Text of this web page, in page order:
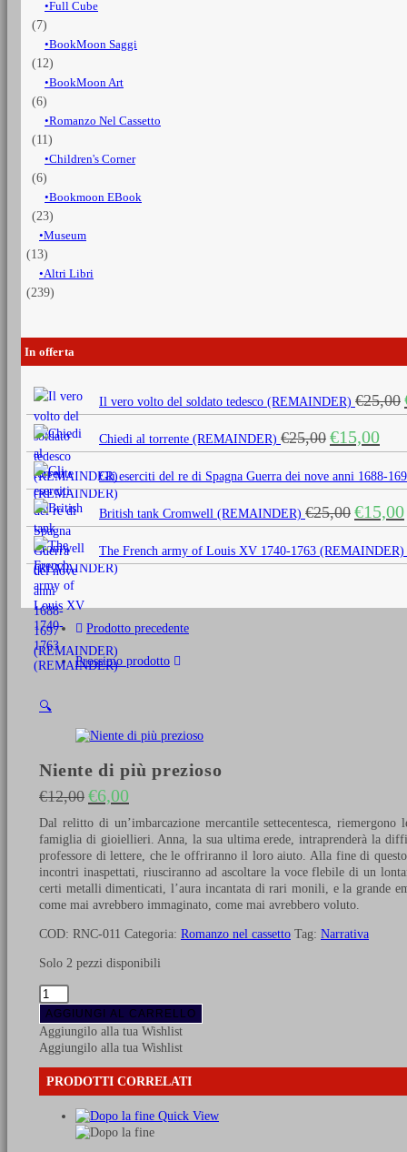
Full Cube
(7)
BookMoon Saggi
(12)
BookMoon Art
(6)
Romanzo Nel Cassetto
(11)
Children's Corner
(6)
Bookmoon EBook
(23)
Museum
(13)
Altri Libri
(239)
In offerta
Il vero volto del soldato tedesco (REMAINDER) €25,00
Chiedi al torrente (REMAINDER) €25,00 Il
prezzo
originale
era:
€25,00.
€15,00
è:
Gli eserciti del re di Spagna Guerra dei nove anni 1688-
British tank Cromwell (REMAINDER) €25,00 Il
prezzo
originale
era:
€15,00
The French army of Louis XV 1740-1763 (REMAINDER)
Prodotto precedente
Prossimo prodotto
🔍
Niente di più prezioso
€12,00 Il prezzo originale era: €12,00.
€6,00
Dal relitto di un’imbarcazione mercantile settecentesca,
famiglia di gioiellieri. Anna, la sua ultima erede, intraprenderà la
professore di lettere, che le offriranno il loro aiuto. Alla fine di
incontri inaspettati, riusciranno ad ascoltare la voce flebile di un
certi metalli dimenticati, l’aura incantata di rari monili, e la grande
come mai avrebbero immaginato, come mai avrebbero voluto.
COD: RNC-011 Categoria: Romanzo nel cassetto Tag: Narrativa
Solo 2 pezzi disponibili
Niente
di
più
prezioso
quantità
AGGIUNGI AL CARRELLO
Aggiungilo alla tua Wishlist
Aggiungilo alla tua Wishlist
PRODOTTI CORRELATI
Quick View